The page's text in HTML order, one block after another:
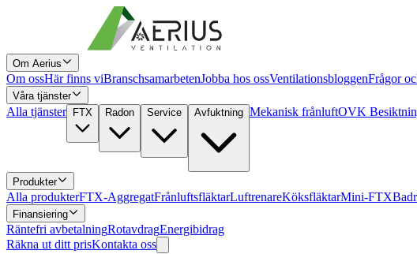
Om Aerius
Om ossHär finns viBranschsamarbetenJobba hos ossVentilationsbloggenFrågor
Våra tjänster
Alla tjänster FTX Radon Service Avfuktning Mekanisk frånluftOVK
Produkter
Alla produkterFTX-AggregatFrånluftsfläktarLuftrenareKöksfläktarMini-FTX
Finansiering
Räntefri avbetalningRotavdragEnergibidrag
Räkna ut ditt prisKontakta oss